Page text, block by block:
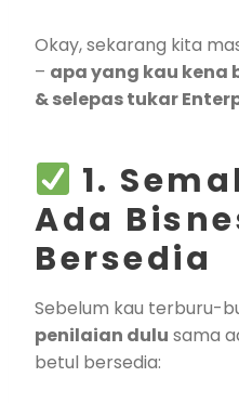
Okay, sekarang kita
– apa yang kau kena
& selepas tukar
1.
Ada
Bersedia
Sebelum kau terburu-
penilaian dulu sama
betul bersedia: